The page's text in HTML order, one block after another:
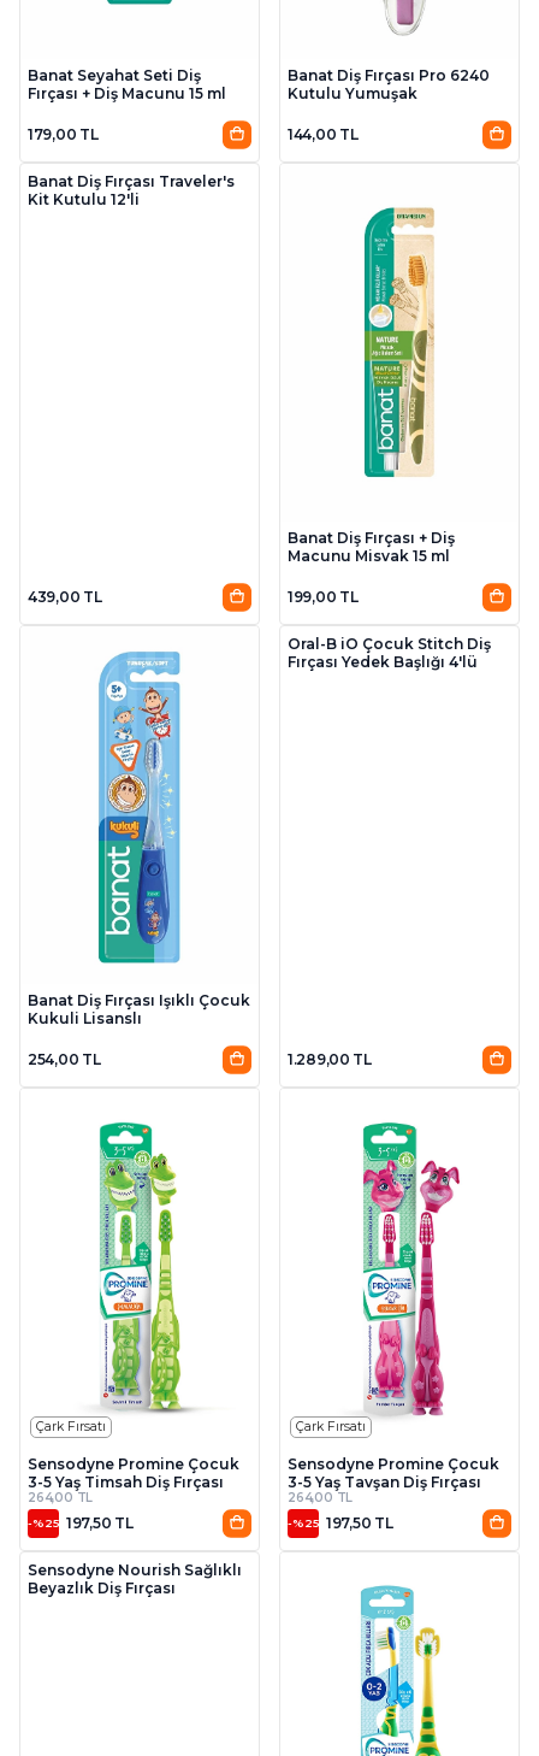
Banat Seyahat Seti Diş
Fırçası + Diş Macunu 15 ml
179,00 TL
Banat Diş Fırçası Pro 6240
Kutulu Yumuşak
144,00 TL
Banat Diş Fırçası Traveler's
Kit Kutulu 12'li
439,00 TL
Banat Diş Fırçası + Diş
Macunu Misvak 15 ml
199,00 TL
Banat Diş Fırçası Işıklı Çocuk
Kukuli Lisanslı
254,00 TL
Oral-B iO Çocuk Stitch Diş
Fırçası Yedek Başlığı 4'lü
1.289,00 TL
Çark Fırsatı
Sensodyne Promine Çocuk
3-5 Yaş Timsah Diş Fırçası
264,00 TL
-%25 197,50 TL
Çark Fırsatı
Sensodyne Promine Çocuk
3-5 Yaş Tavşan Diş Fırçası
264,00 TL
-%25 197,50 TL
Çark Fırsatı
Sensodyne Nourish Sağlıklı
Beyazlık Diş Fırçası